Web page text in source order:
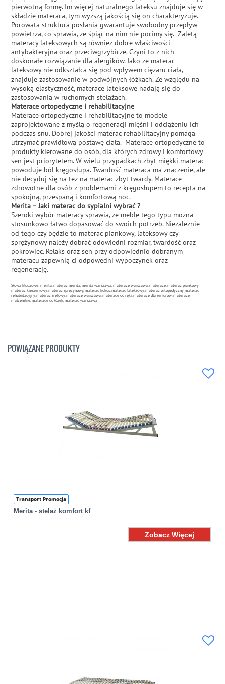
pierwotną formę. Im więcej naturalnego lateksu znajduje się w
składzie materaca, tym wyższą jakością się on charakteryzuje.
Porowata struktura posłania gwarantuje swobodny przepływ
powietrza, co sprawia, że śpiąc na nim nie pocimy się. Zaletą
materacy lateksowych są również dobre właściwości
antybakteryjna oraz przeciwgrzybicze. Czyni to z nich
doskonałe rozwiązanie dla alergików. Jako że materac
lateksowy nie odkształca się pod wpływem ciężaru ciała,
znajduje zastosowanie w podwójnych łóżkach. Ze względu na
wysoką elastyczność, materace lateksowe nadają się do
zastosowania w ruchomych stelażach.
Materace ortopedyczne i rehabilitacyjne
Materace ortopedyczne i rehabilitacyjne to modele
zaprojektowane z myślą o regeneracji mięśni i odciążeniu ich
podczas snu. Dobrej jakości materac rehabilitacyjny pomaga
utrzymać prawidłową postawę ciała. Materace ortopedyczne to
produkty kierowane do osób, dla których zdrowy i komfortowy
sen jest priorytetem. W wielu przypadkach zbyt miękki materac
powoduje ból kręgosłupa. Twardość materaca ma znaczenie, ale
nie decyduj się na też na materac zbyt twardy. Materace
zdrowotne dla osób z problemami z kręgosłupem to recepta na
spokojną, przespaną i komfortową noc.
Merita – Jaki materac do sypialni wybrać ?
Szeroki wybór materacy sprawia, że meble tego typu można
stosunkowo łatwo dopasować do swoich potrzeb. Niezależnie
od tego czy będzie to materac piankowy, lateksowy czy
sprężynowy należy dobrać odowiedni rozmiar, twardość oraz
pokrowiec. Relaks oraz sen przy odpowiednio dobranym
materacu zapewnią ci odpowedni wypoczynek oraz
regenerację.
Słowa kluczowe: merita, materac merita, merita warszawa, materace warszawa, materace, materac piankowy
materac kieszeniowy, materac sprężynowy, materac kokos, materac lateksowy, materac ortopedyczny materac
rehabiitacyjny, materac srefowy, materace warszawa, materace od ręki, materace dla seniorów, materace
małżeńskie, materace do łóżek, materac warszawa
POWIĄZANE PRODUKTY
Transport Promocja
Merita - stelaż komfort kf
Zobacz Więcej